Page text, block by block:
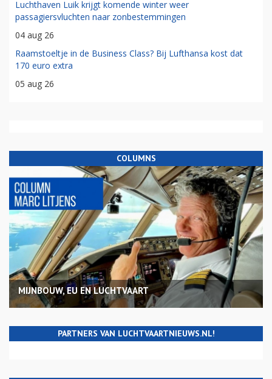
Luchthaven Luik krijgt komende winter weer
passagiersvluchten naar zonbestemmingen
04 aug 26
Raamstoeltje in de Business Class? Bij Lufthansa kost dat
170 euro extra
05 aug 26
COLUMNS
MIJNBOUW, EU EN LUCHTVAART
PARTNERS VAN LUCHTVAARTNIEUWS.NL!